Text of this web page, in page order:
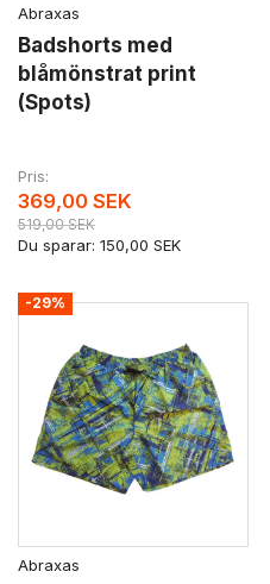
Abraxas
Badshorts med
blåmönstrat print
(Spots)
Pris
369,00 SEK
519,00 SEK
Du sparar: 150,00 SEK
-29%
Abraxas